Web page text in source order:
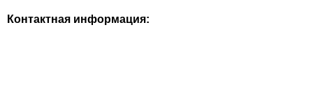
Контактная информация: